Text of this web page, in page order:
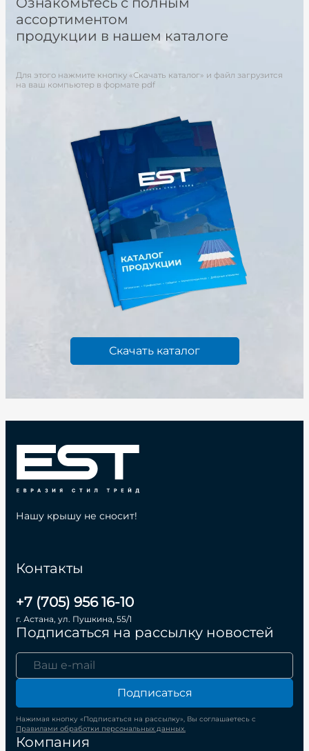
ассортиментом
продукции в нашем каталоге
Для этого нажмите кнопку «Скачать каталог» и файл загрузится
на ваш компьютер в формате pdf
Скачать каталог
Компания
Контакты
+7 (705) 956 16-10
г. Астана, ул. Пушкина, 55/1
Подписаться на рассылку новостей
Подписаться
Нажимая кнопку «Подписаться на рассылку», Вы соглашаетесь с
Правилами обработки персональных данных.
Нашу крышу не сносит!